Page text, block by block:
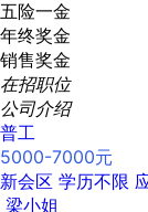
五险一金
年终奖金
销售奖金
在招职位
公司介绍
普工
5000-7000元
新会区 学历不限
梁小姐